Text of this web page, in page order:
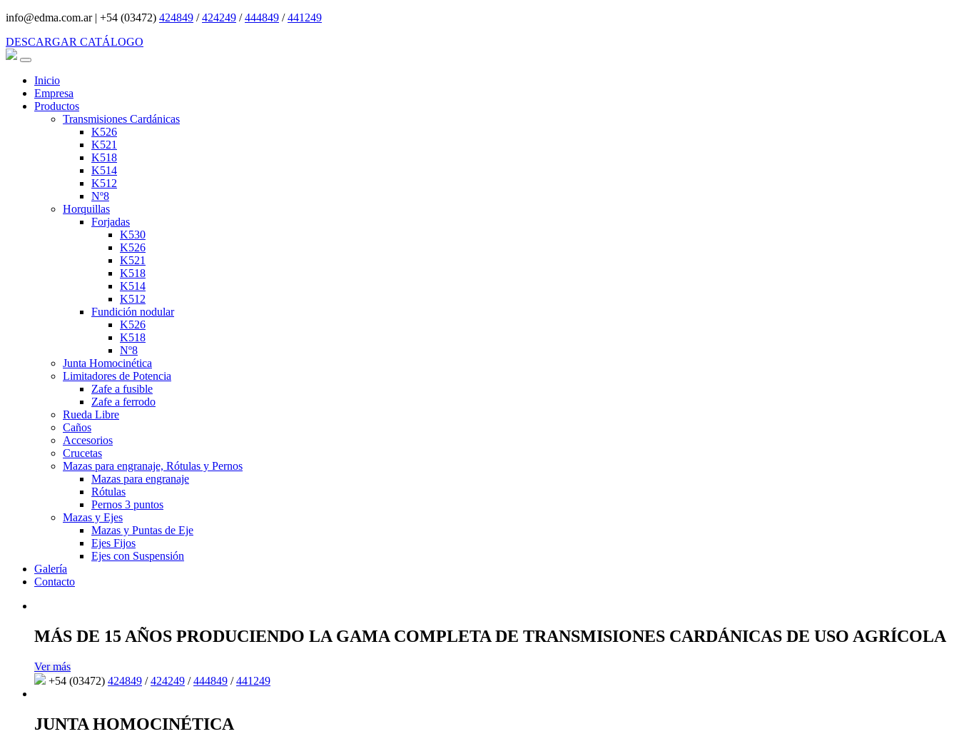
info@edma.com.ar| +54 (03472) 424849 /424249 /444849 /441249
DESCARGAR CATÁLOGO
Inicio
Empresa
Productos
Transmisiones Cardánicas
K526
K521
K518
K514
K512
Nº8
Horquillas
Forjadas
K530
K526
K521
K518
K514
K512
Fundición nodular
K526
K518
Nº8
Junta Homocinética
Limitadores de Potencia
Zafe a fusible
Zafe a ferrodo
Rueda Libre
Caños
Accesorios
Crucetas
Mazas para engranaje, Rótulas y Pernos
Mazas para engranaje
Rótulas
Pernos 3 puntos
Mazas y Ejes
Mazas y Puntas de Eje
Ejes Fijos
Ejes con Suspensión
Galería
Contacto
MÁS DE 15 AÑOS PRODUCIENDO LA GAMA COMPLETA DE TRANSMISIONES CARDÁNICAS DE USO AGRÍCOLA
Ver más
+54 (03472) 424849 /424249 /444849 /441249
JUNTA HOMOCINÉTICA